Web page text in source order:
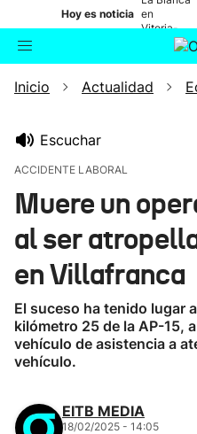
Hoy es noticia en
Vitoria-
Gasteiz
Buscador
Inicio Actualidad
Escuchar
ACCIDENTE LABORAL
Muere un
al ser
en Villafranca
El suceso ha tenido lugar
kilómetro 25 de la AP-15,
vehículo de asistencia a
vehículo.
EITB MEDIA
18/02/2025 - 14:05